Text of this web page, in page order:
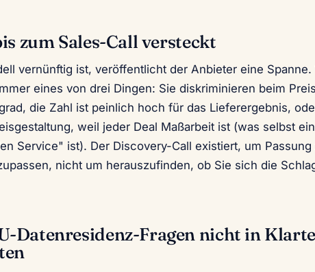
zum Sales-Call versteckt
vernünftig ist, veröffentlicht der Anbieter eine Spanne.
eines von drei Dingen: Sie diskriminieren beim
die Zahl ist peinlich hoch für das Lieferergebnis,
weil jeder Deal Maßarbeit ist (was selbst
Service" ist). Der Discovery-Call existiert, um
nicht um herauszufinden, ob Sie sich die
Datenresidenz-Fragen nicht in